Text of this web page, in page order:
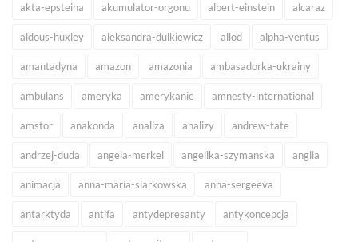
akta-epsteina akumulator-orgonu albert-einstein alcaraz
aldous-huxley aleksandra-dulkiewicz allod alpha-ventus
amantadyna amazon amazonia ambasadorka-ukrainy
ambulans ameryka amerykanie amnesty-international
amstor anakonda analiza analizy andrew-tate
andrzej-duda angela-merkel angelika-szymanska anglia
animacja anna-maria-siarkowska anna-sergeeva
antarktyda antifa antydepresanty antykoncepcja